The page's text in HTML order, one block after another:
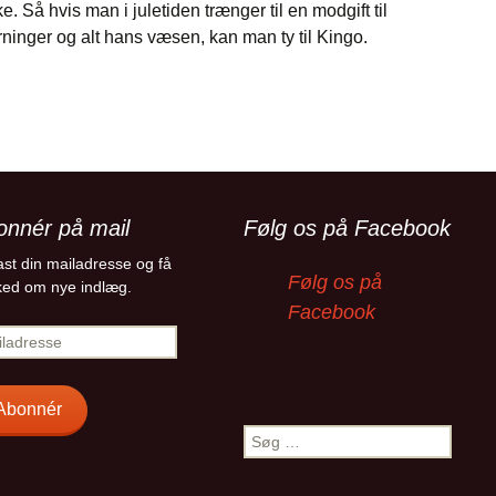
Så hvis man i juletiden trænger til en modgift til
og alt hans væsen, kan man ty til Kingo.
på mail
din mailadresse og få
om nye indlæg.
Følg os på Facebook
Følg os på
Facebook
Søg
efter: